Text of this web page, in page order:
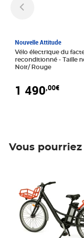
Nouvelle Attitude
Vélo électrique du
reconditionné - Taille normale -
Noir/ Rouge
1 490,00€
Vous